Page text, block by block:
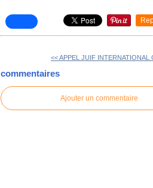
<< APPEL JUIF INTERNATIONAL
commentaires
Ajouter un commentaire